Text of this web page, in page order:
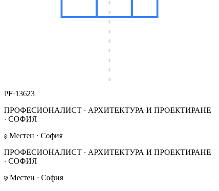
PF·13623
ПРОФЕСИОНАЛИСТ · АРХИТЕКТУРА И ПРОЕКТИРАНЕ
· СОФИЯ
Местен · София
ПРОФЕСИОНАЛИСТ · АРХИТЕКТУРА И ПРОЕКТИРАНЕ
· СОФИЯ
Местен · София